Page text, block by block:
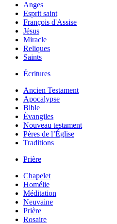
Anges
Esprit saint
François d'Assise
Jésus
Miracle
Reliques
Saints
Écritures
Ancien Testament
Apocalypse
Bible
Évangiles
Nouveau testament
Pères de l’Église
Traditions
Prière
Chapelet
Homélie
Méditation
Neuvaine
Prière
Rosaire